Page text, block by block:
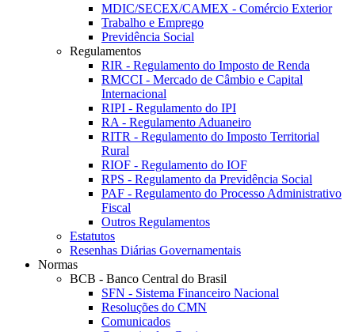
MDIC/SECEX/CAMEX - Comércio Exterior
Trabalho e Emprego
Previdência Social
Regulamentos
RIR - Regulamento do Imposto de Renda
RMCCI - Mercado de Câmbio e Capital
Internacional
RIPI - Regulamento do IPI
RA - Regulamento Aduaneiro
RITR - Regulamento do Imposto Territorial
Rural
RIOF - Regulamento do IOF
RPS - Regulamento da Previdência Social
PAF - Regulamento do Processo Administrativo
Fiscal
Outros Regulamentos
Estatutos
Resenhas Diárias Governamentais
Normas
BCB - Banco Central do Brasil
SFN - Sistema Financeiro Nacional
Resoluções do CMN
Comunicados